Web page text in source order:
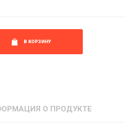
В КОРЗИНУ
О ПРОДУКТЕ